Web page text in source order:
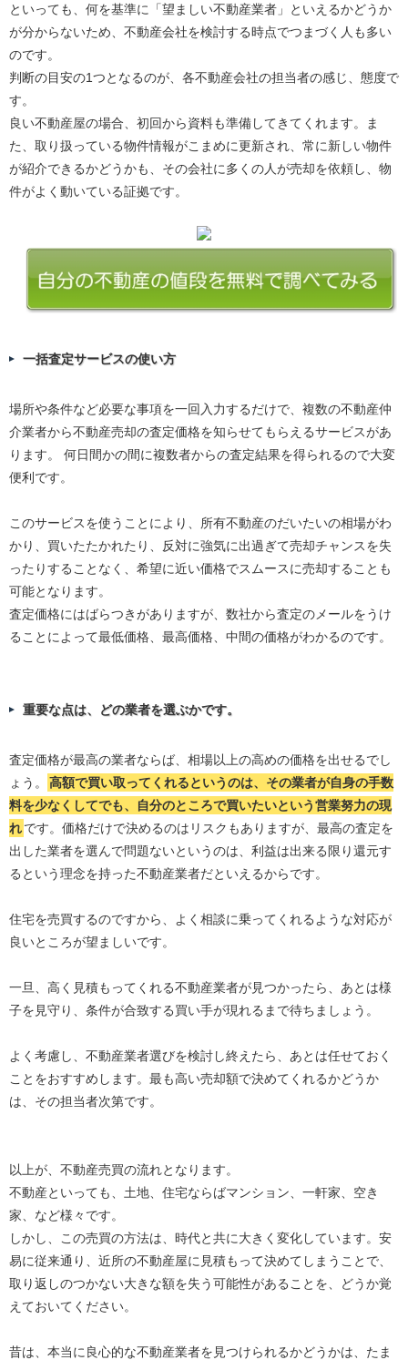
といっても、何を基準に「望ましい不動産業者」といえるかどうか
が分からないため、不動産会社を検討する時点でつまづく人も多い
のです。
判断の目安の1つとなるのが、各不動産会社の担当者の感じ、態度で
す。
良い不動産屋の場合、初回から資料も準備してきてくれます。ま
た、取り扱っている物件情報がこまめに更新され、常に新しい物件
が紹介できるかどうかも、その会社に多くの人が売却を依頼し、物
件がよく動いている証拠です。
一括査定サービスの使い方
場所や条件など必要な事項を一回入力するだけで、複数の不動産仲
介業者から不動産売却の査定価格を知らせてもらえるサービスがあ
ります。 何日間かの間に複数者からの査定結果を得られるので大変
便利です。
このサービスを使うことにより、所有不動産のだいたいの相場がわ
かり、買いたたかれたり、反対に強気に出過ぎて売却チャンスを失
ったりすることなく、希望に近い価格でスムースに売却することも
可能となります。
査定価格にはばらつきがありますが、数社から査定のメールをうけ
ることによって最低価格、最高価格、中間の価格がわかるのです。
重要な点は、どの業者を選ぶかです。
査定価格が最高の業者ならば、相場以上の高めの価格を出せるでし
ょう。
高額で買い取ってくれるというのは、その業者が自身の手数
料を少なくしてでも、自分のところで買いたいという営業努力の現
れです。価格だけで決めるのはリスクもありますが、最高の査定を
出した業者を選んで問題ないというのは、利益は出来る限り還元す
るという理念を持った不動産業者だといえるからです。
住宅を売買するのですから、よく相談に乗ってくれるような対応が
良いところが望ましいです。
一旦、高く見積もってくれる不動産業者が見つかったら、あとは様
子を見守り、条件が合致する買い手が現れるまで待ちましょう。
よく考慮し、不動産業者選びを検討し終えたら、あとは任せておく
ことをおすすめします。最も高い売却額で決めてくれるかどうか
は、その担当者次第です。
以上が、不動産売買の流れとなります。
不動産といっても、土地、住宅ならばマンション、一軒家、空き
家、など様々です。
しかし、この売買の方法は、時代と共に大きく変化しています。安
易に従来通り、近所の不動産屋に見積もって決めてしまうことで、
取り返しのつかない大きな額を失う可能性があることを、どうか覚
えておいてください。
昔は、本当に良心的な不動産業者を見つけられるかどうかは、たま